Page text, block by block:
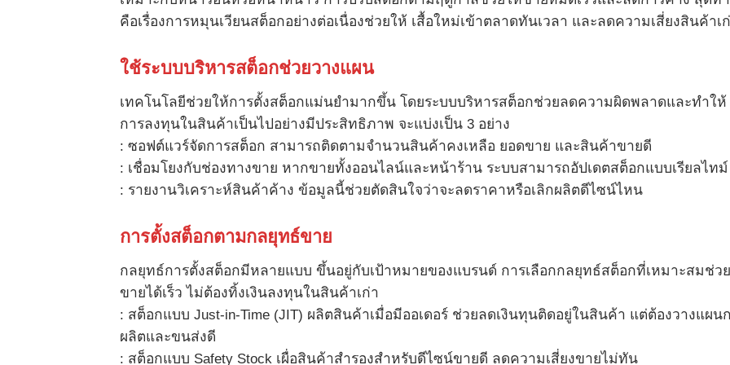
คือเรื่องการหมุนเวียนสต็อกอย่างต่อเนื่องช่วยให้ เสื้อใหม่เข้าตลาดทันเวลา และลดความเสี่ยงสินค้าเ
ใช้ระบบบริหารสต็อกช่วยวางแผน
เทคโนโลยีช่วยให้การตั้งสต็อกแม่นยำมากขึ้น โดยระบบบริหารสต็อกช่วยลดความผิดพลาดและทำให้
การลงทุนในสินค้าเป็นไปอย่างมีประสิทธิภาพ จะแบ่งเป็น 3 อย่าง
: ซอฟต์แวร์จัดการสต็อก สามารถติดตามจำนวนสินค้าคงเหลือ ยอดขาย และสินค้าขายดี
: เชื่อมโยงกับช่องทางขาย หากขายทั้งออนไลน์และหน้าร้าน ระบบสามารถอัปเดตสต็อกแบบเรียลไทม์
: รายงานวิเคราะห์สินค้าค้าง ข้อมูลนี้ช่วยตัดสินใจว่าจะลดราคาหรือเลิกผลิตดีไซน์ไหน
การตั้งสต็อกตามกลยุทธ์ขาย
กลยุทธ์การตั้งสต็อกมีหลายแบบ ขึ้นอยู่กับเป้าหมายของแบรนด์ การเลือกกลยุทธ์สต็อกที่เหมาะสมช่ว
ขายได้เร็ว ไม่ต้องทิ้งเงินลงทุนในสินค้าเก่า
: สต็อกแบบ Just-in-Time (JIT) ผลิตสินค้าเมื่อมีออเดอร์ ช่วยลดเงินทุนติดอยู่ในสินค้า แต่ต้องวางแผน
ผลิตและขนส่งดี
: สต็อกแบบ Safety Stock เผื่อสินค้าสำรองสำหรับดีไซน์ขายดี ลดความเสี่ยงขายไม่ทัน